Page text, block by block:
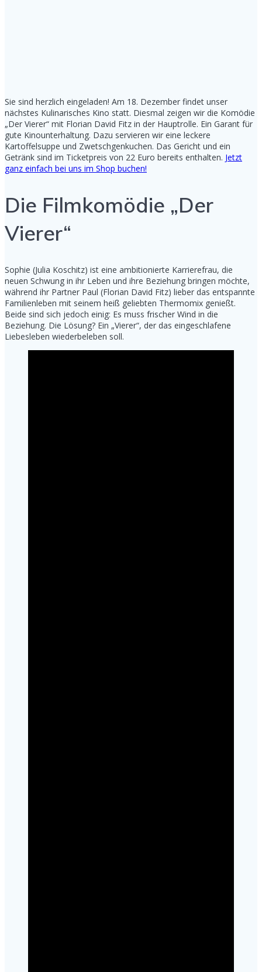
Sie sind herzlich eingeladen! Am 18. Dezember findet unser
nächstes Kulinarisches Kino statt. Diesmal zeigen wir die Komödie
„Der Vierer“ mit Florian David Fitz in der Hauptrolle. Ein Garant für
gute Kinounterhaltung. Dazu servieren wir eine leckere
Kartoffelsuppe und Zwetschgenkuchen. Das Gericht und ein
Getränk sind im Ticketpreis von 22 Euro bereits enthalten. Jetzt
ganz einfach bei uns im Shop buchen!
Die Filmkomödie „Der
Vierer“
Sophie (Julia Koschitz) ist eine ambitionierte Karrierefrau, die
neuen Schwung in ihr Leben und ihre Beziehung bringen möchte,
während ihr Partner Paul (Florian David Fitz) lieber das entspannte
Familienleben mit seinem heiß geliebten Thermomix genießt.
Beide sind sich jedoch einig: Es muss frischer Wind in die
Beziehung. Die Lösung? Ein „Vierer“, der das eingeschlafene
Liebesleben wiederbeleben soll.